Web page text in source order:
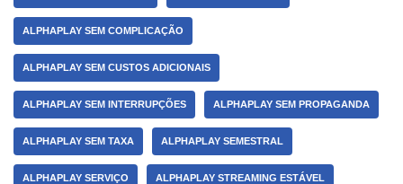
ALPHAPLAY SEM COMPLICAÇÃO
ALPHAPLAY SEM CUSTOS ADICIONAIS
ALPHAPLAY SEM INTERRUPÇÕES ALPHAPLAY SEM PROPAGANDA
ALPHAPLAY SEM TAXA ALPHAPLAY SEMESTRAL
ALPHAPLAY SERVIÇO ALPHAPLAY STREAMING ESTÁVEL